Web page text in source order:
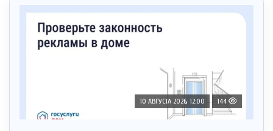
10 АВГУСТА 2026, 12:00 144